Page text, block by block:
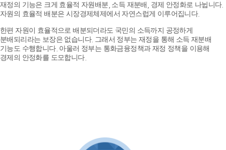
재정의 기능은 크게 효율적 자원배분, 소득 재분배, 경제 안정화로 나뉩니다.
자원의 효율적 배분은 시장경제체제에서 자연스럽게 이루어집니다.
한편 자원이 효율적으로 배분되더라도 국민의 소득까지 공정하게
분배되리라는 보장은 없습니다. 그래서 정부는 재정을 통해 소득 재분배
기능도 수행합니다. 아울러 정부는 통화금융정책과 재정 정책을 이용해
경제의 안정화를 도모합니다.